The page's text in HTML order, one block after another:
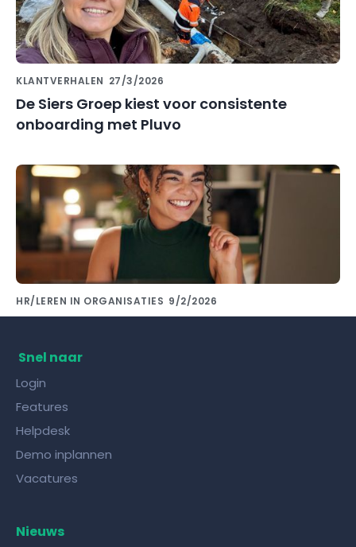
KLANTVERHALEN 27/3/2026
De Siers Groep kiest voor consistente
onboarding met Pluvo
HR/LEREN IN ORGANISATIES 9/2/2026
Snel naar
Login
Features
Helpdesk
Demo inplannen
Vacatures
Nieuws